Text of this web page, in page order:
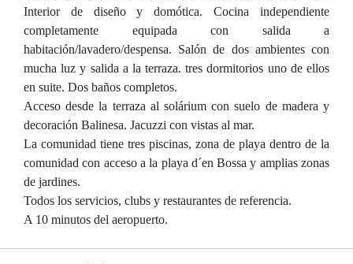
Interior de diseño y domótica. Cocina independiente
completamente equipada con salida a
habitación/lavadero/despensa. Salón de dos ambientes con
mucha luz y salida a la terraza. tres dormitorios uno de ellos
en suite. Dos baños completos.
Acceso desde la terraza al solárium con suelo de madera y
decoración Balinesa. Jacuzzi con vistas al mar.
La comunidad tiene tres piscinas, zona de playa dentro de la
comunidad con acceso a la playa d´en Bossa y amplias zonas
de jardines.
Todos los servicios, clubs y restaurantes de referencia.
A 10 minutos del aeropuerto.